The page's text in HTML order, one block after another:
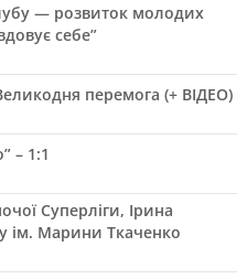
— розвиток молодих
себе”
перемога (+ ВІДЕО)
– 1:1
Суперліги, Ірина
ім. Марини Ткаченко